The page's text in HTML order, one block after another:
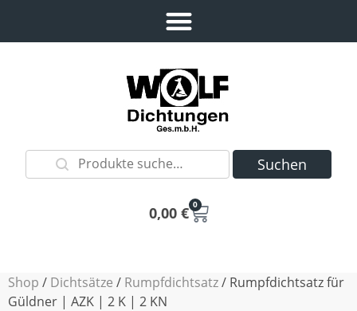
Suchen
0,00 € 0
Shop / Dichtsätze / Rumpfdichtsatz/ Rumpfdichtsatz für
Güldner | AZK | 2 K | 2 KN